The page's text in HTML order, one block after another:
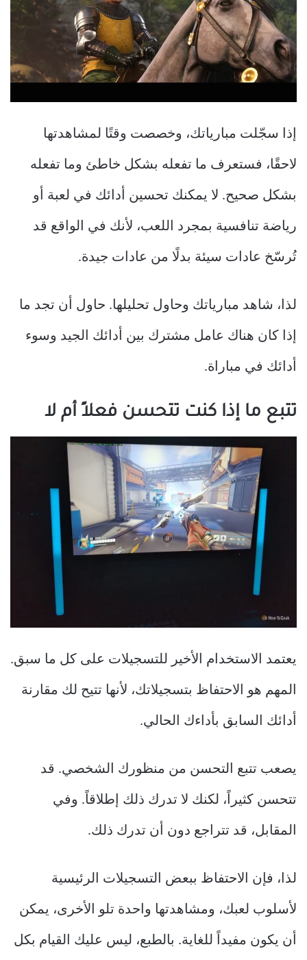
إذا سجّلت مبارياتك، وخصصت وقتًا لمشاهدتها
لاحقًا، فستعرف ما تفعله بشكل خاطئ وما تفعله
بشكل صحيح. لا يمكنك تحسين أدائك في لعبة أو
رياضة تنافسية بمجرد اللعب، لأنك في الواقع قد
تُرسّخ عادات سيئة بدلًا من عادات جيدة.
لذا، شاهد مبارياتك وحاول تحليلها. حاول أن تجد ما
إذا كان هناك عامل مشترك بين أدائك الجيد وسوء
أدائك في مباراة.
تتبع ما إذا كنت تتحسن فعلاً أم لا
يعتمد الاستخدام الأخير للتسجيلات على كل ما سبق.
المهم هو الاحتفاظ بتسجيلاتك، لأنها تتيح لك مقارنة
أدائك السابق بأداءك الحالي.
يصعب تتبع التحسن من منظورك الشخصي. قد
تتحسن كثيراً، لكنك لا تدرك ذلك إطلاقاً. وفي
المقابل، قد تتراجع دون أن تدرك ذلك.
لذا، فإن الاحتفاظ ببعض التسجيلات الرئيسية
لأسلوب لعبك، ومشاهدتها واحدة تلو الأخرى، يمكن
أن يكون مفيداً للغاية. بالطبع، ليس عليك القيام بكل